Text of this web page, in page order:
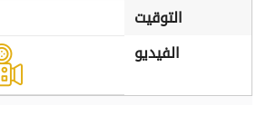
التوقيت
الفيديو